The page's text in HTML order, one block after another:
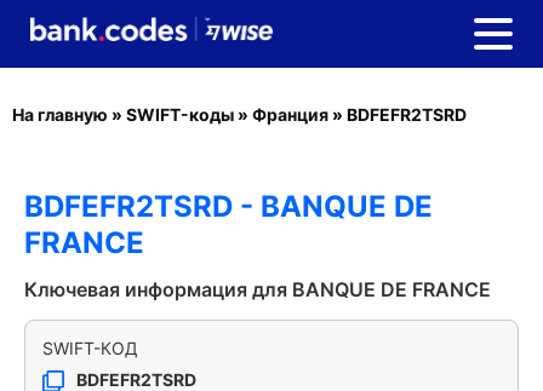
На главную » SWIFT-коды » Франция » BDFEFR2TSRD
BDFEFR2TSRD - BANQUE DE
FRANCE
Ключевая информация для BANQUE DE FRANCE
SWIFT-КОД
BDFEFR2TSRD